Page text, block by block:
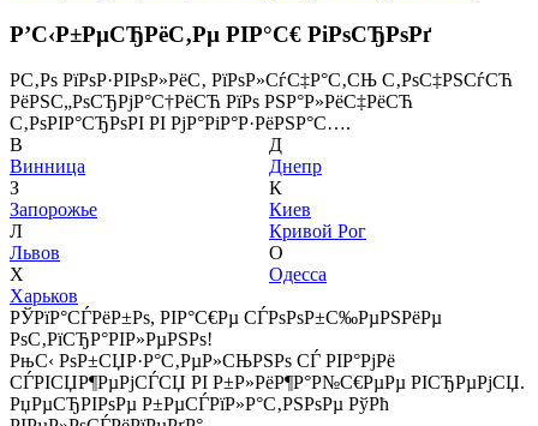
Р’С‹Р±РµСЂРёС‚Рµ РІР°С€ РіРѕСЂРѕРґ
Р­С‚Рѕ РїРѕР·РІРѕР»РёС‚ РїРѕР»СѓС‡Р°С‚СЊ С‚РѕС‡РЅСѓСЋ
РёРЅС„РѕСЂРјР°С†РёСЋ РїРѕ РЅР°Р»РёС‡РёСЋ
С‚РѕРІР°СЂРѕРІ РІ РјР°РіР°Р·РёРЅР°С….
В
Винница
З
Запорожье
Л
Львов
Х
Харьков
Д
Днепр
К
Киев
Кривой Рог
О
Одесса
РЎРїР°СЃРёР±Рѕ, РІР°С€Рµ СЃРѕРѕР±С‰РµРЅРёРµ
РѕС‚РїСЂР°РІР»РµРЅРѕ!
РњС‹ РѕР±СЏР·Р°С‚РµР»СЊРЅРѕ СЃ РІР°РјРё
СЃРІСЏР¶РµРјСЃСЏ РІ Р±Р»РёР¶Р°Р№С€РµРµ РІСЂРµРјСЏ.
РџРµСЂРІРѕРµ Р±РµСЃРїР»Р°С‚РЅРѕРµ РўРћ